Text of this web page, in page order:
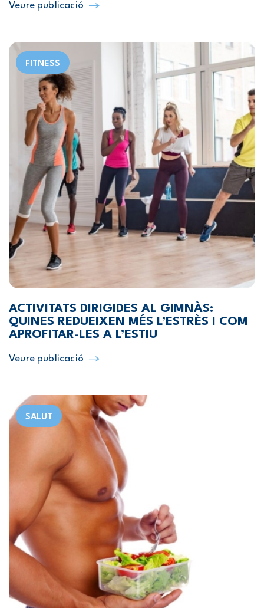
Veure publicació
FITNESS
ACTIVITATS DIRIGIDES AL GIMNÀS:
QUINES REDUEIXEN MÉS L’ESTRÈS I COM
APROFITAR-LES A L’ESTIU
Veure publicació
SALUT